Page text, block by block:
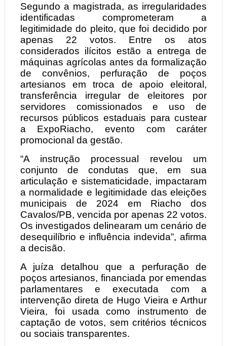
Segundo a magistrada, as irregularidades
identificadas comprometeram a
legitimidade do pleito, que foi decidido por
apenas 22 votos. Entre os atos
considerados ilícitos estão a entrega de
máquinas agrícolas antes da formalização
de convênios, perfuração de poços
artesianos em troca de apoio eleitoral,
transferência irregular de eleitores por
servidores comissionados e uso de
recursos públicos estaduais para custear
a ExpoRiacho, evento com caráter
promocional da gestão.
“A instrução processual revelou um
conjunto de condutas que, em sua
articulação e sistematicidade, impactaram
a normalidade e legitimidade das eleições
municipais de 2024 em Riacho dos
Cavalos/PB, vencida por apenas 22 votos.
Os investigados delinearam um cenário de
desequilíbrio e influência indevida”, afirma
a decisão.
A juíza detalhou que a perfuração de
poços artesianos, financiada por emendas
parlamentares e executada com a
intervenção direta de Hugo Vieira e Arthur
Vieira, foi usada como instrumento de
captação de votos, sem critérios técnicos
ou sociais transparentes.